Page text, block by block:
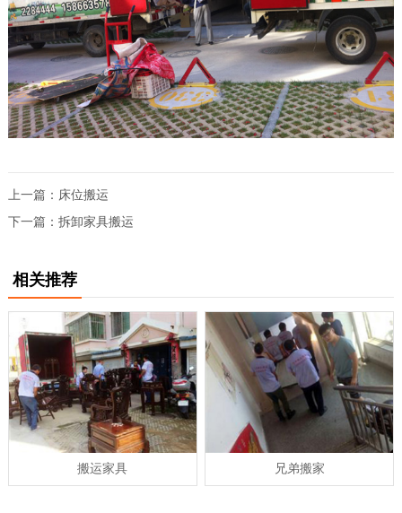
上一篇： 床位搬运
下一篇： 拆卸家具搬运
相关推荐
搬运家具 兄弟搬家